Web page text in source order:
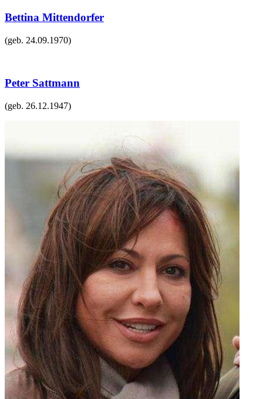
Bettina Mittendorfer
(geb. 24.09.1970)
Peter Sattmann
(geb. 26.12.1947)